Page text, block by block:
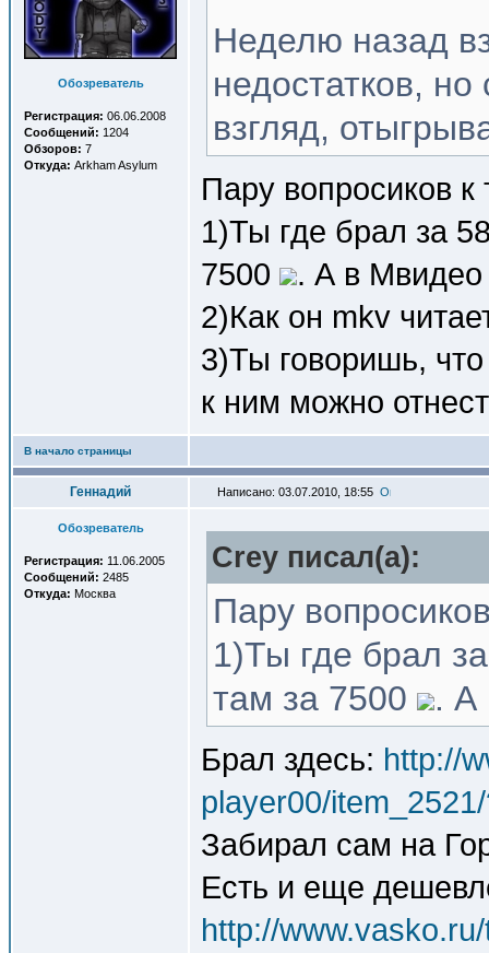
Обозреватель
Регистрация: 06.06.2008
Сообщений: 1204
Обзоров: 7
Откуда: Arkham Asylum
Неделю назад
недостатков,
взгляд,
Пару вопросиков к
1)Ты где брал за
7500
. А в
2)Как он mkv
3)Ты говоришь,
к ним можно
В начало страницы
Геннадий Написано: 03.07.2010, 18:55
Обозреватель
Регистрация: 11.06.2005
Сообщений: 2485
Откуда: Москва
Crey писал(a):
Пару
1)Ты где брал
там за 7500
. А
Брал здесь: http://
player00/
Забирал сам на
Есть и еще
http://